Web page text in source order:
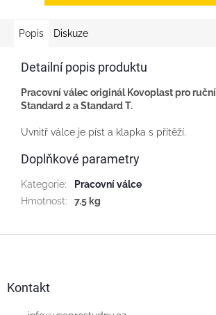
Popis Diskuze
Detailní popis produktu
Pracovní válec originál Kovoplast pro
Standard 2 a Standard T.
Uvnitř válce je píst a klapka s přítěží.
Doplňkové parametry
Kategorie:
Pracovní válce
Hmotnost: 7.5 kg
Kontakt